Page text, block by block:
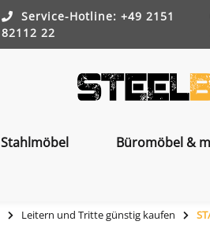
Service-Hotline: +49 2151
82112 22
Stahlmöbel Büromöbel &
Leitern und Tritte günstig kaufen